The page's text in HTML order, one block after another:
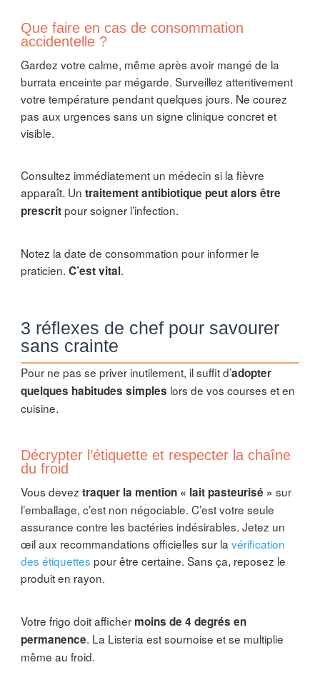
Que faire en cas de consommation
accidentelle ?
Gardez votre calme, même après avoir mangé de la
burrata enceinte par mégarde. Surveillez attentivement
votre température pendant quelques jours. Ne courez
pas aux urgences sans un signe clinique concret et
visible.
Consultez immédiatement un médecin si la fièvre
apparaît. Un traitement antibiotique peut alors être
prescritpour soigner l’infection.
Notez la date de consommation pour informer le
praticien. C’est vital.
3 réflexes de chef pour savourer
sans crainte
Pour ne pas se priver inutilement, il suffit d’adopter
quelques habitudes simples lors de vos courses et en
cuisine.
Décrypter l’étiquette et respecter la chaîne
du froid
Vous devez traquer la mention « lait pasteurisé » sur
l’emballage, c’est non négociable. C’est votre seule
assurance contre les bactéries indésirables. Jetez un
œil aux recommandations officielles sur la vérification
des étiquettes pour être certaine. Sans ça, reposez le
produit en rayon.
Votre frigo doit afficher moins de 4 degrés en
permanence. La Listeria est sournoise et se multiplie
même au froid.